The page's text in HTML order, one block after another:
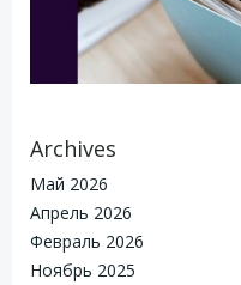
Archives
Май 2026
Апрель 2026
Февраль 2026
Ноябрь 2025